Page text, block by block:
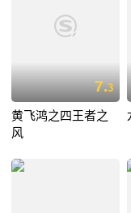
7.3
黄飞鸿之四王者之
风